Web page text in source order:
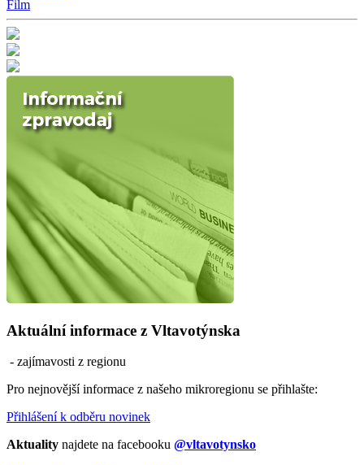
Film
Aktuální informace z Vltavotýnska
- zajímavosti z regionu
Pro nejnovější informace z našeho mikroregionu se přihlašte:
Přihlášení k odběru novinek
Aktuality najdete na facebooku @vltavotynsko